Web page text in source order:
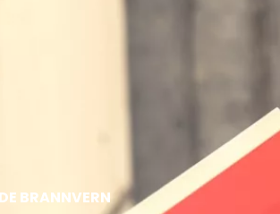
BRANNVERN